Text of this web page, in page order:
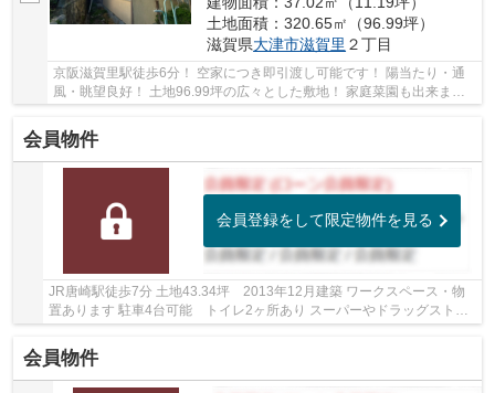
土地面積：320.65㎡（96.99坪）
滋賀県大津市滋賀里 ２丁目
京阪滋賀里駅徒歩6分！ 空家につき即引渡し可能です！ 陽当たり・通
風・眺望良好！ 土地96.99坪の広々とした敷地！ 家庭菜園も出来ま
す！
会員物件
会員登録をして限定物件を見る
JR唐崎駅徒歩7分 土地43.34坪 2013年12月建築 ワークスペース・物
置あります 駐車4台可能 トイレ2ヶ所あり スーパーやドラッグストア
至近で生活便利です
会員物件